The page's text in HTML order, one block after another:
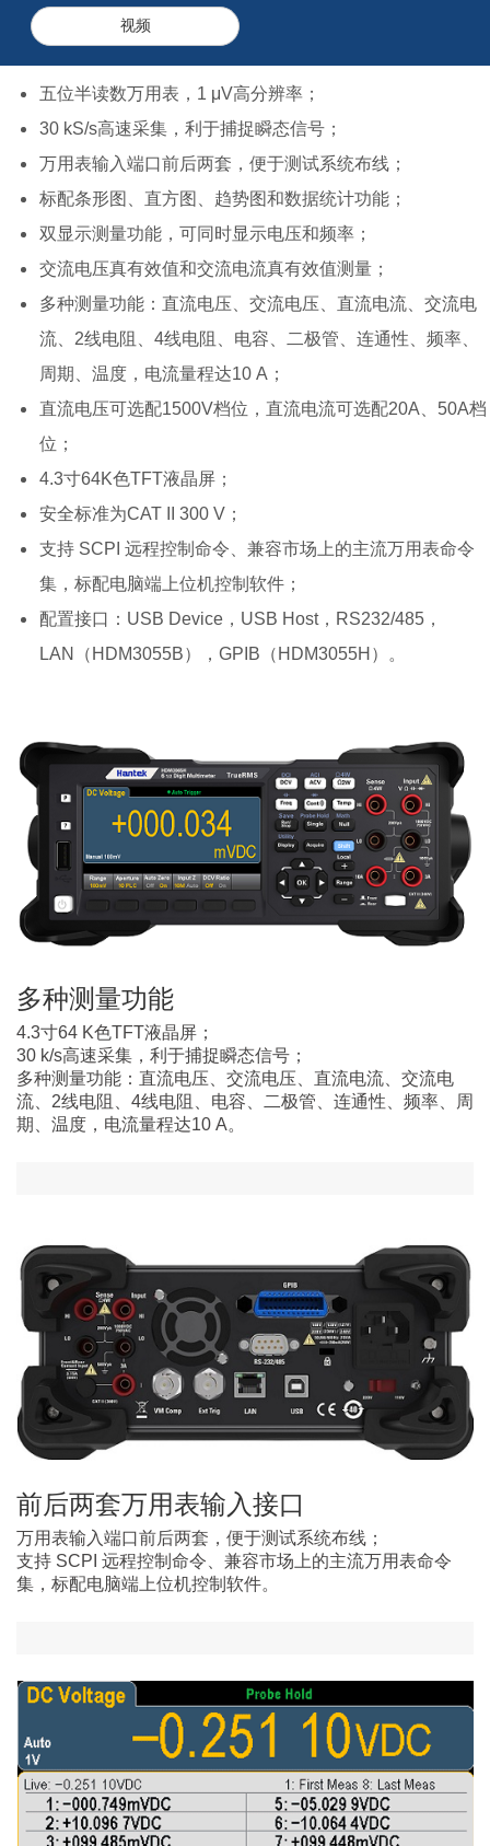
视频
五位半读数万用表，1 μV高分辨率；
30 kS/s高速采集，利于捕捉瞬态信号；
万用表输入端口前后两套，便于测试系统布线；
标配条形图、直方图、趋势图和数据统计功能；
双显示测量功能，可同时显示电压和频率；
交流电压真有效值和交流电流真有效值测量；
多种测量功能：直流电压、交流电压、直流电流、交流电
流、2线电阻、4线电阻、电容、二极管、连通性、频率、
周期、温度，电流量程达10 A；
直流电压可选配1500V档位，直流电流可选配20A、50A档
位；
4.3寸64K色TFT液晶屏；
安全标准为CAT II 300 V；
支持 SCPI 远程控制命令、兼容市场上的主流万用表命令
集，标配电脑端上位机控制软件；
配置接口：USB Device，USB Host，RS232/485，
LAN（HDM3055B），GPIB（HDM3055H）。
多种测量功能
4.3寸64 K色TFT液晶屏；
30 k/s高速采集，利于捕捉瞬态信号；
多种测量功能：直流电压、交流电压、直流电流、交流电
流、2线电阻、4线电阻、电容、二极管、连通性、频率、周
期、温度，电流量程达10 A。
前后两套万用表输入接口
万用表输入端口前后两套，便于测试系统布线；
支持 SCPI 远程控制命令、兼容市场上的主流万用表命令
集，标配电脑端上位机控制软件。